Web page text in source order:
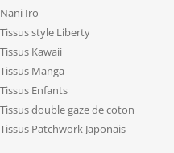
Nani Iro
Tissus style Liberty
Tissus Kawaii
Tissus Manga
Tissus Enfants
Tissus double gaze de coton
Tissus Patchwork Japonais